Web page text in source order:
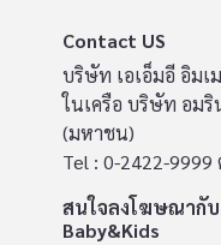
Contact US
บริษัท เอเอ็มอี อิมเ
ในเครือ บริษัท อมริ
(มหาชน)
Tel : 0-2422-9999
สนใจลงโฆษณากับ
Baby&Kids